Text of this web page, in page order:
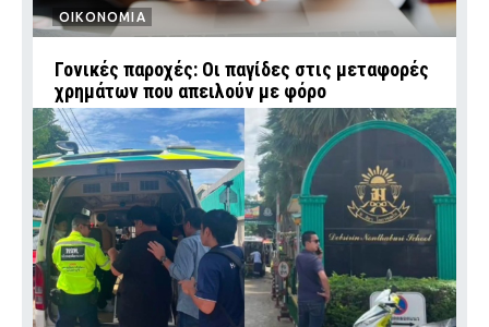
ΟΙΚΟΝΟΜΙΑ
Γονικές παροχές: Οι παγίδες στις μεταφορές
χρημάτων που απειλούν με φόρο